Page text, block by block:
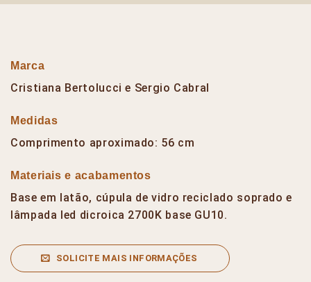
Marca
Cristiana Bertolucci e Sergio Cabral
Medidas
Comprimento aproximado: 56 cm
Materiais e acabamentos
Base em latão, cúpula de vidro reciclado soprado e
lâmpada led dicroica 2700K base GU10.
SOLICITE MAIS INFORMAÇÕES